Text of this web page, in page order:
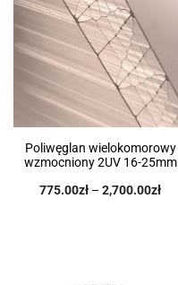
Poliwęglan wielokomorowy
wzmocniony 2UV 16-25mm
775.00zł – 2,700.00zł